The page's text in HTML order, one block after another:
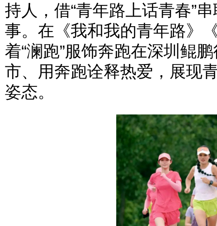
持人，借“青年路上话青春”
事。在《我和我的青年路》
着“澜跑”服饰奔跑在深圳鲲
市、用奔跑诠释热爱，展现
姿态。